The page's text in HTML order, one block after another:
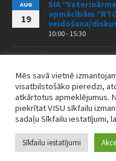
AUG
19
SIA
apmācībām
veidošana/
10:00 - 15:30
VISI PASĀKUMI
© 2026
Mēs savā vietnē
visatbilstošāko pieredzi,
atkārtotus apmeklējumus.
piekrītat VISU sīkfailu
sadaļu Sīkfailu iestatījumi,
Sīkfailu iestatījumi